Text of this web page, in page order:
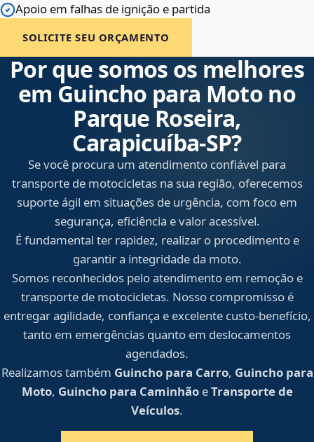
Apoio em falhas de ignição e partida
SOLICITE SEU ORÇAMENTO
Por que somos os melhores
em Guincho para Moto no
Parque Roseira,
Carapicuíba‑SP?
Se você procura um atendimento confiável para
transporte de motocicletas na sua região, oferecemos
suporte ágil em situações de urgência, com foco em
segurança, eficiência e valor acessível.
É fundamental ter rapidez, realizar o procedimento e
garantir a integridade da moto.
Somos reconhecidos pelo atendimento em remoção e
transporte de motocicletas. Nosso compromisso é
entregar agilidade, confiança e excelente custo-benefício,
tanto em emergências quanto em deslocamentos
agendados.
Realizamos também Guincho para Carro, Guincho para
Moto, Guincho para CaminhãoeTransporte de
Veículos.